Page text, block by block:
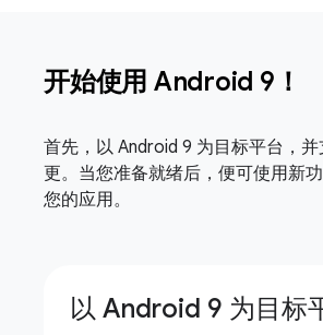
开始使用 Android 9！
首先，以 Android 9 为目标平台，
更。当您准备就绪后，便可使用新
您的应用。
以 Android 9 为目标